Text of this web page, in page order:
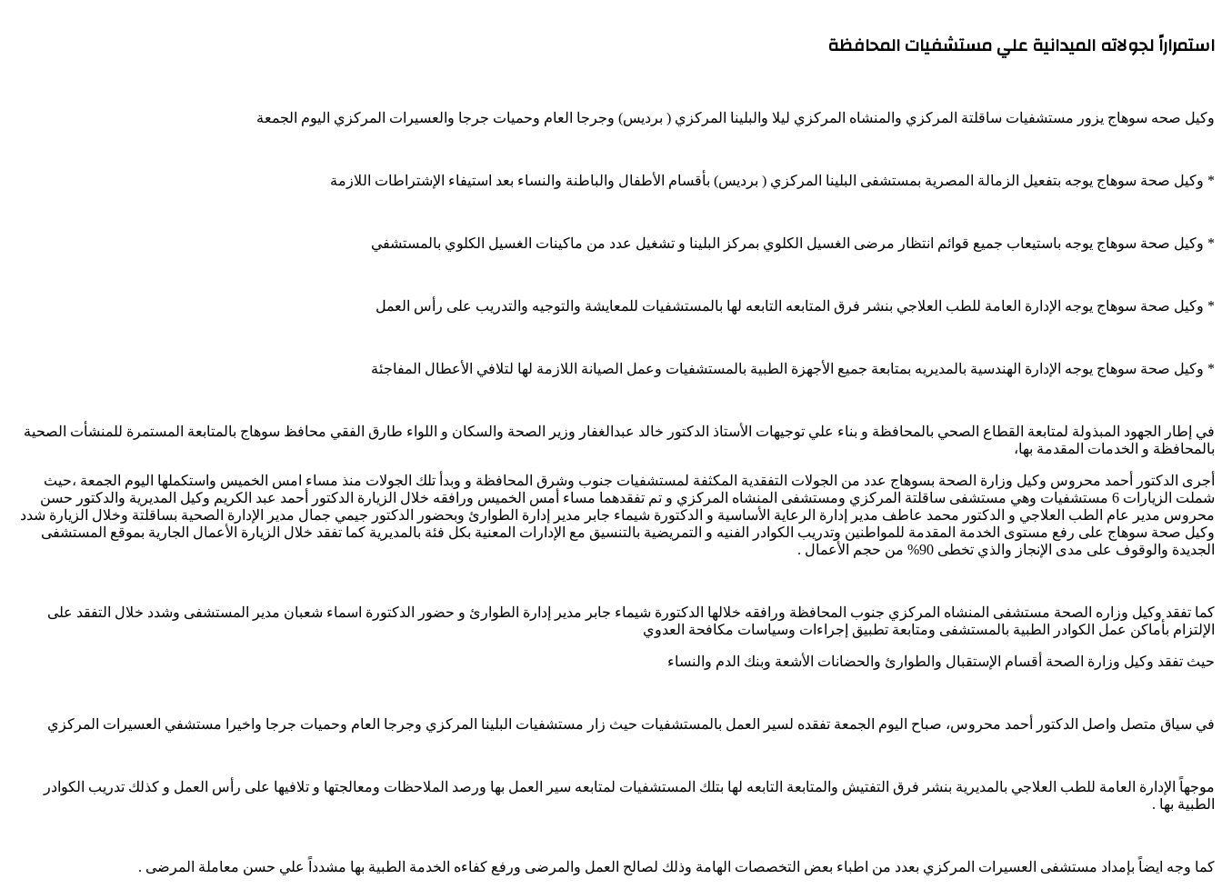
استمراراً لجولاته الميدانية علي مستشفيات المحافظة
وكيل صحه سوهاج يزور مستشفيات ساقلتة المركزي والمنشاه المركزي ليلا والبلينا المركزي ( برديس) وجرجا العام وحميات جرجا والعسيرات المركزي اليوم الجمعة
* وكيل صحة سوهاج يوجه بتفعيل الزمالة المصرية بمستشفى البلينا المركزي ( برديس) بأقسام الأطفال والباطنة والنساء بعد استيفاء الإشتراطات اللازمة
* وكيل صحة سوهاج يوجه باستيعاب جميع قوائم انتظار مرضى الغسيل الكلوي بمركز البلينا و تشغيل عدد من ماكينات الغسيل الكلوي بالمستشفي
* وكيل صحة سوهاج يوجه الإدارة العامة للطب العلاجي بنشر فرق المتابعه التابعه لها بالمستشفيات للمعايشة والتوجيه والتدريب على رأس العمل
* وكيل صحة سوهاج يوجه الإدارة الهندسية بالمديريه بمتابعة جميع الأجهزة الطبية بالمستشفيات وعمل الصيانة اللازمة لها لتلافي الأعطال المفاجئة
في إطار الجهود المبذولة لمتابعة القطاع الصحي بالمحافظة و بناء علي توجيهات الأستاذ الدكتور خالد عبدالغفار وزير الصحة والسكان و اللواء طارق الفقي محافظ سوهاج بالمتابعة المستمرة للمنشأت الصحية
بالمحافظة و الخدمات المقدمة بها،
أجرى الدكتور أحمد محروس وكيل وزارة الصحة بسوهاج عدد من الجولات التفقدية المكثفة لمستشفيات جنوب وشرق المحافظة و وبدأ تلك الجولات منذ مساء امس الخميس واستكملها اليوم الجمعة ،حيث
شملت الزيارات 6 مستشفيات وهي مستشفى ساقلتة المركزي ومستشفى المنشاه المركزي و تم تفقدهما مساء أمس الخميس ورافقه خلال الزيارة الدكتور أحمد عبد الكريم وكيل المديرية والدكتور حسن
محروس مدير عام الطب العلاجي و الدكتور محمد عاطف مدير إدارة الرعاية الأساسية و الدكتورة شيماء جابر مدير إدارة الطوارئ وبحضور الدكتور جيمي جمال مدير الإدارة الصحية بساقلتة وخلال الزيارة شدد
وكيل صحة سوهاج على رفع مستوى الخدمة المقدمة للمواطنين وتدريب الكوادر الفنيه و التمريضية بالتنسيق مع الإدارات المعنية بكل فئة بالمديرية كما تفقد خلال الزيارة الأعمال الجارية بموقع المستشفى
الجديدة والوقوف على مدى الإنجاز والذي تخطى 90% من حجم الأعمال .
كما تفقد وكيل وزاره الصحة مستشفى المنشاه المركزي جنوب المحافظة ورافقه خلالها الدكتورة شيماء جابر مدير إدارة الطوارئ و حضور الدكتورة اسماء شعبان مدير المستشفى وشدد خلال التفقد على
الإلتزام بأماكن عمل الكوادر الطبية بالمستشفى ومتابعة تطبيق إجراءات وسياسات مكافحة العدوي
حيث تفقد وكيل وزارة الصحة أقسام الإستقبال والطوارئ والحضانات الأشعة وبنك الدم والنساء
في سياق متصل واصل الدكتور أحمد محروس، صباح اليوم الجمعة تفقده لسير العمل بالمستشفيات حيث زار مستشفيات البلينا المركزي وجرجا العام وحميات جرجا واخيرا مستشفي العسيرات المركزي
موجهاً الإدارة العامة للطب العلاجي بالمديرية بنشر فرق التفتيش والمتابعة التابعه لها بتلك المستشفيات لمتابعه سير العمل بها ورصد الملاحظات ومعالجتها و تلافيها على رأس العمل و كذلك تدريب الكوادر
الطبية بها .
كما وجه ايضاً بإمداد مستشفى العسيرات المركزي بعدد من اطباء بعض التخصصات الهامة وذلك لصالح العمل والمرضى ورفع كفاءه الخدمة الطبية بها مشدداً علي حسن معاملة المرضى .